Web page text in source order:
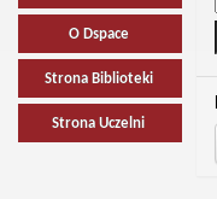
O Dspace
Strona Biblioteki
Strona Uczelni